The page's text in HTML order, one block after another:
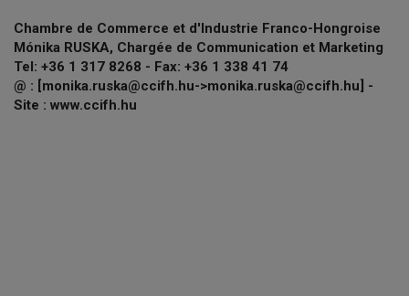
Chambre de Commerce et d'Industrie Franco-Hongroise
Mónika RUSKA, Chargée de Communication et Marketing
Tel: +36 1 317 8268 - Fax: +36 1 338 41 74
@ : [monika.ruska@ccifh.hu->monika.ruska@ccifh.hu] -
Site : www.ccifh.hu